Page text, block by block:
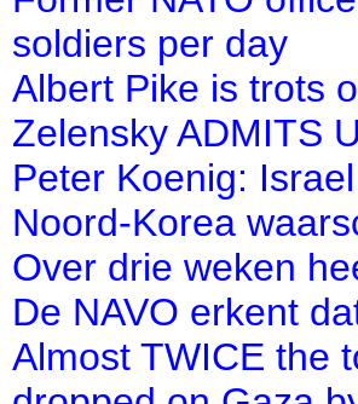
soldiers per day
Albert Pike is trots
Zelensky ADMITS
Peter Koenig:
Noord-Korea
Over drie weken
De NAVO erkent
Almost TWICE the